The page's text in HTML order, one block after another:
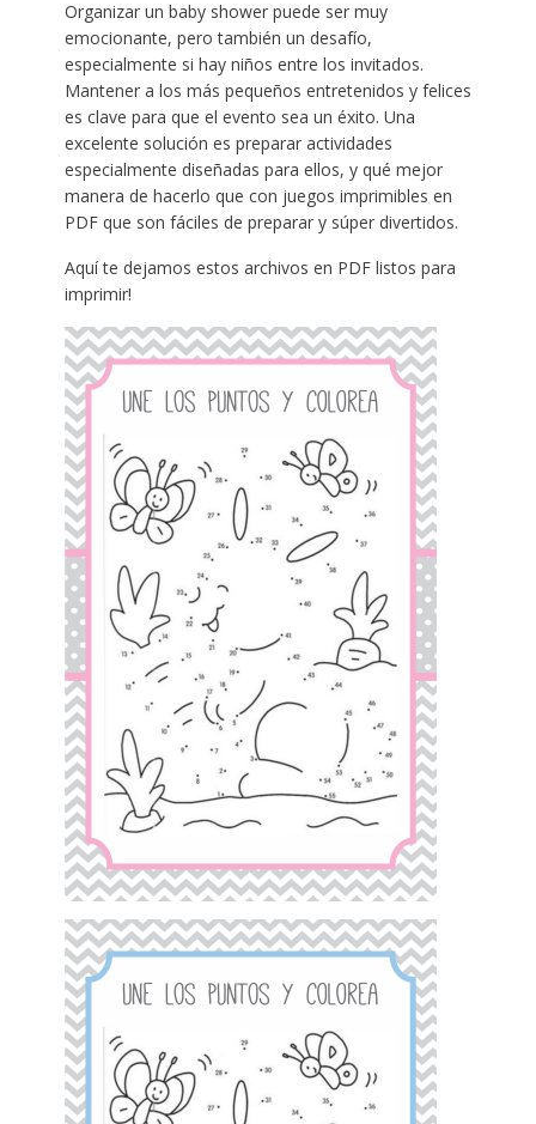
Organizar un baby shower puede ser muy
emocionante, pero también un desafío,
especialmente si hay niños entre los invitados.
Mantener a los más pequeños entretenidos y felices
es clave para que el evento sea un éxito. Una
excelente solución es preparar actividades
especialmente diseñadas para ellos, y qué mejor
manera de hacerlo que con juegos imprimibles en
PDF que son fáciles de preparar y súper divertidos.
Aquí te dejamos estos archivos en PDF listos para
imprimir!